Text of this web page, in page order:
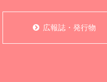
広報誌・発行物